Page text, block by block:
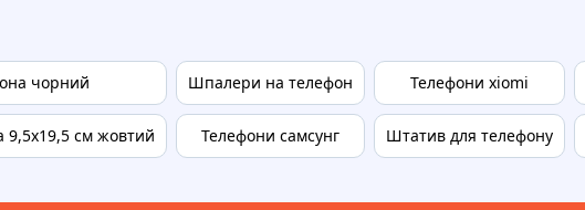
чорний
9,5х19,5 см жовтий
Шпалери на телефон
Телефони самсунг
Телефони xiomi
Штатив для телефону